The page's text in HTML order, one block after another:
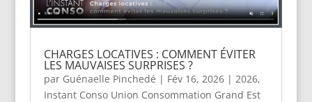
CHARGES LOCATIVES : COMMENT ÉVITER
LES MAUVAISES SURPRISES ?
par Guénaelle Pinchedé | Fév 16, 2026| 2026,
Instant Conso Union Consommation Grand Est